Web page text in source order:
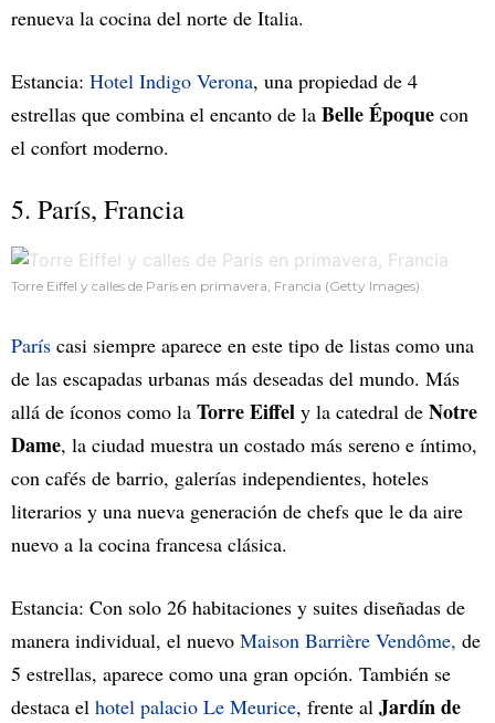
renueva la cocina del norte de Italia.
Estancia: Hotel Indigo Verona, una propiedad de 4
estrellas que combina el encanto de la Belle Époque con
el confort moderno.
5. París, Francia
Torre Eiffel y calles de París en primavera, Francia (Getty Images).
París casi siempre aparece en este tipo de listas como una
de las escapadas urbanas más deseadas del mundo. Más
allá de íconos como la Torre Eiffel y la catedral de Notre
Dame, la ciudad muestra un costado más sereno e íntimo,
con cafés de barrio, galerías independientes, hoteles
literarios y una nueva generación de chefs que le da aire
nuevo a la cocina francesa clásica.
Estancia: Con solo 26 habitaciones y suites diseñadas de
manera individual, el nuevo Maison Barrière Vendôme, de
5 estrellas, aparece como una gran opción. También se
destaca el hotel palacio Le Meurice, frente al Jardín de